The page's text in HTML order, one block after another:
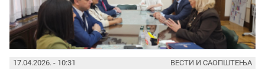
17.04.2026. - 10:31 ВЕСТИ И САОПШТЕЊА